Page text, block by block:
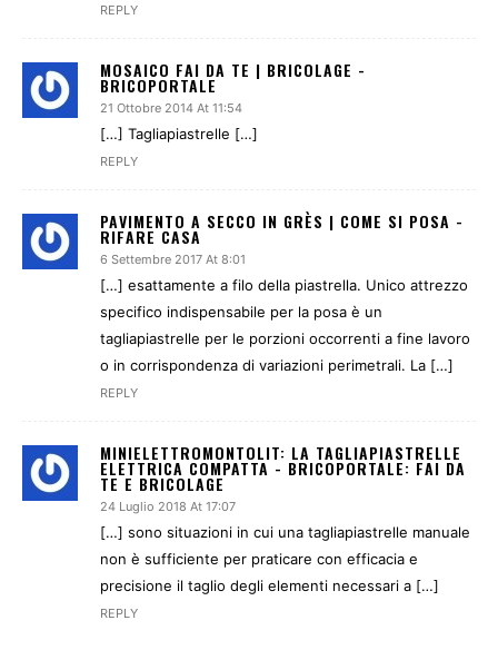
REPLY
MOSAICO FAI DA TE | BRICOLAGE -
BRICOPORTALE
21 Ottobre 2014 At 11:54
[…] Tagliapiastrelle […]
REPLY
PAVIMENTO A SECCO IN GRÈS | COME SI POSA -
RIFARE CASA
6 Settembre 2017 At 8:01
[…] esattamente a filo della piastrella. Unico attrezzo
specifico indispensabile per la posa è un
tagliapiastrelle per le porzioni occorrenti a fine lavoro
o in corrispondenza di variazioni perimetrali. La […]
REPLY
MINIELETTROMONTOLIT: LA TAGLIAPIASTRELLE
ELETTRICA COMPATTA - BRICOPORTALE: FAI DA
TE E BRICOLAGE
24 Luglio 2018 At 17:07
[…] sono situazioni in cui una tagliapiastrelle manuale
non è sufficiente per praticare con efficacia e
precisione il taglio degli elementi necessari a […]
REPLY